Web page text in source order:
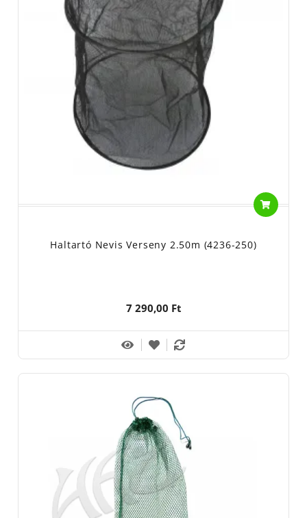
Haltartó Nevis Verseny 2.50m (4236-250)
7 290,00 Ft